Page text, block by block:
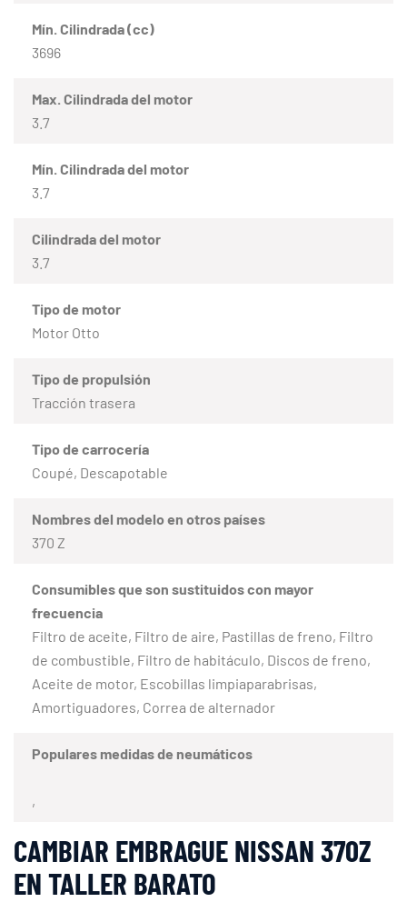
Mín. Cilindrada (cc)
3696
Max. Cilindrada del motor
3.7
Mín. Cilindrada del motor
3.7
Cilindrada del motor
3.7
Tipo de motor
Motor Otto
Tipo de propulsión
Tracción trasera
Tipo de carrocería
Coupé, Descapotable
Nombres del modelo en otros países
370 Z
Consumibles que son sustituidos con mayor
frecuencia
Filtro de aceite, Filtro de aire, Pastillas de freno, Filtro
de combustible, Filtro de habitáculo, Discos de freno,
Aceite de motor, Escobillas limpiaparabrisas,
Amortiguadores, Correa de alternador
Populares medidas de neumáticos
,
CAMBIAR EMBRAGUE NISSAN 370Z
EN TALLER BARATO